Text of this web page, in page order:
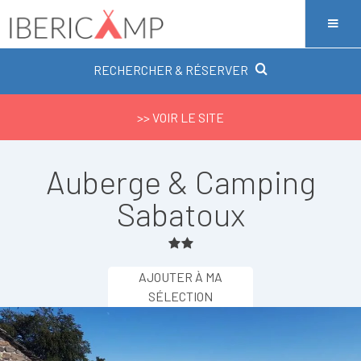
RECHERCHER & RÉSERVER
>> VOIR LE SITE
Auberge & Camping
Sabatoux
AJOUTER À MA
SÉLECTION